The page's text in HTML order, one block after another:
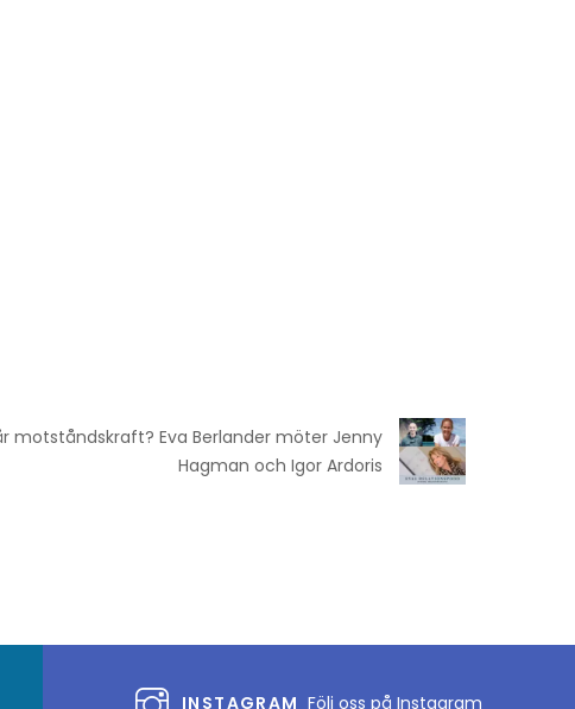
motståndskraft? Eva Berlander möter Jenny
Hagman och Igor Ardoris
INSTAGRAM Följ oss på Instagram